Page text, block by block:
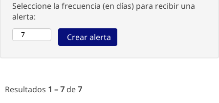
Seleccione la frecuencia (en días) para recibir una
alerta:
Resultados 1 – 7 de7